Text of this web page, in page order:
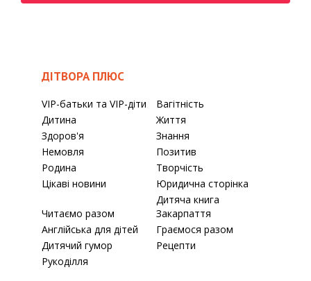
ДІТВОРА ПЛЮС
VIP-батьки та VIP-діти
Вагітність
Дитина
Життя
Здоров'я
Знання
Немовля
Позитив
Родина
Творчість
Цікаві новини
Юридична сторінка
Читаємо разом
Дитяча книга
Закарпаття
Англійська для дітей
Граємося разом
Дитячий гумор
Рецепти
Рукоділля